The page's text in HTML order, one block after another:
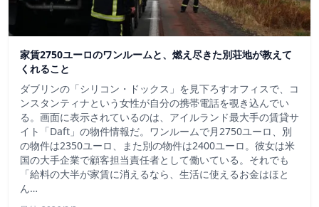
家賃2750ユーロのワンルームと、燃え尽きた別荘地が教えて
くれること
ダブリンの「シリコン・ドックス」を見下ろすオフィスで、コ
ンスタンティナという女性が自分の携帯電話を覗き込んでい
る。画面に表示されているのは、アイルランド最大手の賃貸サ
イト「Daft」の物件情報だ。ワンルームで月2750ユーロ、別
の物件は2350ユーロ、また別の物件は2400ユーロ。彼女は米
国の大手企業で顧客担当責任者として働いている。それでも
「給料の大半が家賃に消えるなら、生活に使えるお金はほと
ん…